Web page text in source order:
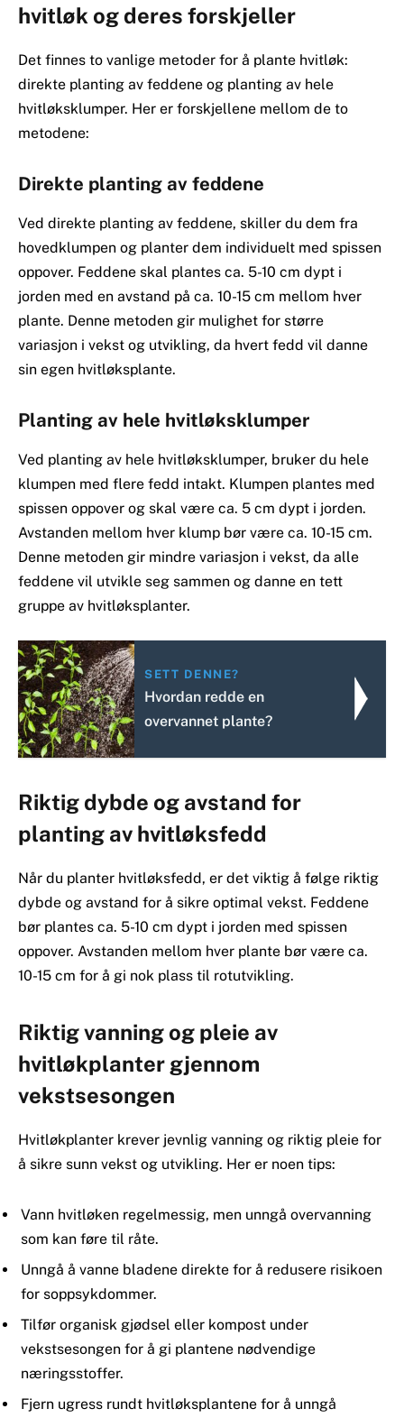
hvitløk og deres forskjeller
Det finnes to vanlige metoder for å plante hvitløk:
direkte planting av feddene og planting av hele
hvitløksklumper. Her er forskjellene mellom de to
metodene:
Direkte planting av feddene
Ved direkte planting av feddene, skiller du dem fra
hovedklumpen og planter dem individuelt med spissen
oppover. Feddene skal plantes ca. 5-10 cm dypt i
jorden med en avstand på ca. 10-15 cm mellom hver
plante. Denne metoden gir mulighet for større
variasjon i vekst og utvikling, da hvert fedd vil danne
sin egen hvitløksplante.
Planting av hele hvitløksklumper
Ved planting av hele hvitløksklumper, bruker du hele
klumpen med flere fedd intakt. Klumpen plantes med
spissen oppover og skal være ca. 5 cm dypt i jorden.
Avstanden mellom hver klump bør være ca. 10-15 cm.
Denne metoden gir mindre variasjon i vekst, da alle
feddene vil utvikle seg sammen og danne en tett
gruppe av hvitløksplanter.
SETT DENNE?
Hvordan redde en
overvannet plante?
Riktig dybde og avstand for
planting av hvitløksfedd
Når du planter hvitløksfedd, er det viktig å følge riktig
dybde og avstand for å sikre optimal vekst. Feddene
bør plantes ca. 5-10 cm dypt i jorden med spissen
oppover. Avstanden mellom hver plante bør være ca.
10-15 cm for å gi nok plass til rotutvikling.
Riktig vanning og pleie av
hvitløkplanter gjennom
vekstsesongen
Hvitløkplanter krever jevnlig vanning og riktig pleie for
å sikre sunn vekst og utvikling. Her er noen tips:
Vann hvitløken regelmessig, men unngå overvanning
som kan føre til råte.
Unngå å vanne bladene direkte for å redusere risikoen
for soppsykdommer.
Tilfør organisk gjødsel eller kompost under
vekstsesongen for å gi plantene nødvendige
næringsstoffer.
Fjern ugress rundt hvitløksplantene for å unngå